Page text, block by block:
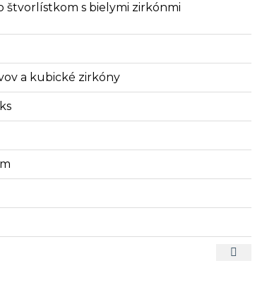
štvorlístkom s bielymi zirkónmi
a kubické zirkóny